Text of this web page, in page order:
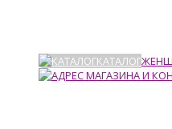
КАТАЛОГ